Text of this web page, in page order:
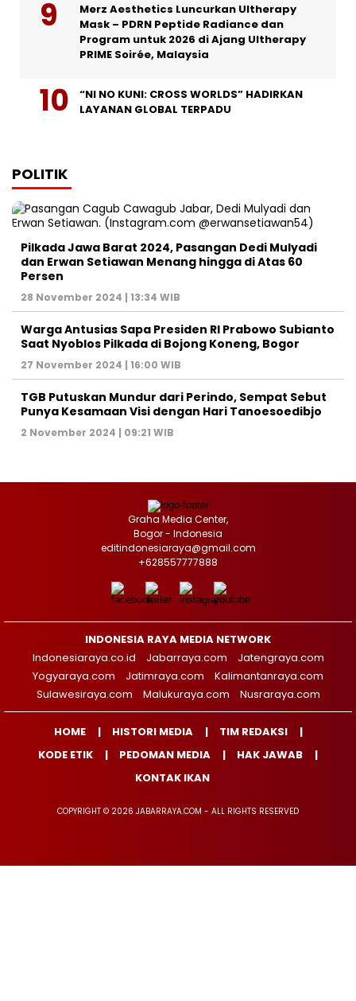
Merz Aesthetics Luncurkan Ultherapy
Mask – PDRN Peptide Radiance dan
Program untuk 2026 di Ajang Ultherapy
PRIME Soirée, Malaysia
“NI NO KUNI: CROSS WORLDS” HADIRKAN
LAYANAN GLOBAL TERPADU
POLITIK
Pilkada Jawa Barat 2024, Pasangan Dedi Mulyadi
dan Erwan Setiawan Menang hingga di Atas 60
Persen
28 November 2024 | 13:34 WIB
Warga Antusias Sapa Presiden RI Prabowo Subianto
Saat Nyoblos Pilkada di Bojong Koneng, Bogor
27 November 2024 | 16:00 WIB
TGB Putuskan Mundur dari Perindo, Sempat Sebut
Punya Kesamaan Visi dengan Hari Tanoesoedibjo
2 November 2024 | 09:21 WIB
Graha Media Center,
Bogor - Indonesia
editindonesiaraya@gmail.com
+628557777888
INDONESIA RAYA MEDIA NETWORK
Indonesiaraya.co.id
Jabarraya.com
Jatengraya.com
Yogyaraya.com
Jatimraya.com
Kalimantanraya.com
Sulawesiraya.com
Malukuraya.com Nusraraya.com
HOME HISTORI MEDIA
TIM REDAKSI
KODE ETIK
PEDOMAN MEDIA
HAK JAWAB
KONTAK IKAN
COPYRIGHT © 2026 JABARRAYA.COM - ALL RIGHTS RESERVED